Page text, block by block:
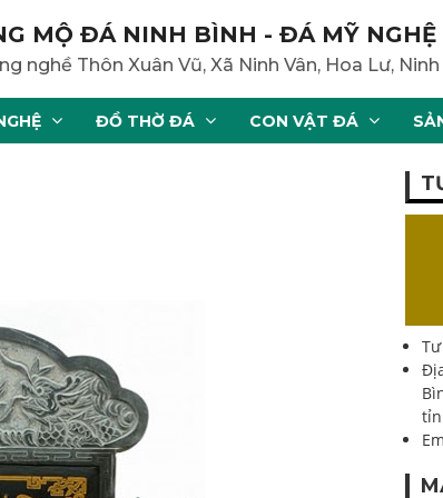
MỘ ĐÁ NINH BÌNH - ĐÁ MỸ NGHỆ
nghề Thôn Xuân Vũ, Xã Ninh Vân, Hoa Lư,
ĐỒ THỜ ĐÁ CON VẬT ĐÁ